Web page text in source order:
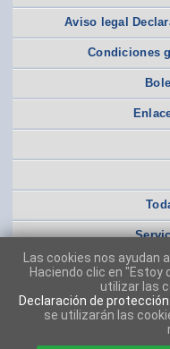
Aviso legal
Condiciones
Las cookies nos ayudan
Haciendo clic en "Estoy
utilizar las
Declaración de
se utilizarán las